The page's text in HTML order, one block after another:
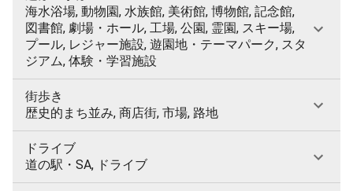
海水浴場, 動物園, 水族館, 美術館, 博物館, 記念館,
図書館, 劇場・ホール, 工場, 公園, 霊園, スキー場,
プール, レジャー施設, 遊園地・テーマパーク, スタ
ジアム, 体験・学習施設
街歩き
歴史的まち並み, 商店街, 市場, 路地
ドライブ
道の駅・SA, ドライブ